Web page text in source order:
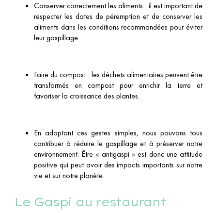
Conserver correctement les aliments : il est important de
respecter les dates de péremption et de conserver les
aliments dans les conditions recommandées pour éviter
leur gaspillage.
Faire du compost : les déchets alimentaires peuvent être
transformés en compost pour enrichir la terre et
favoriser la croissance des plantes.
En adoptant ces gestes simples, nous pouvons tous
contribuer à réduire le gaspillage et à préserver notre
environnement. Être « antigaspi » est donc une attitude
positive qui peut avoir des impacts importants sur notre
vie et sur notre planète.
Le Gaspi au restaurant